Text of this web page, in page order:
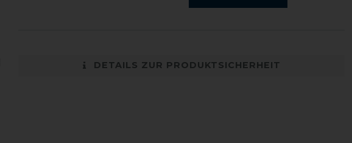
DETAILS ZUR PRODUKTSICHERHEIT